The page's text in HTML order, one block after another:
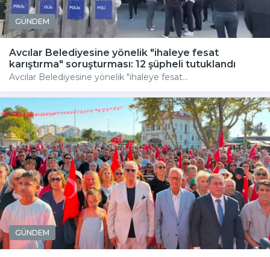
GÜNDEM
Avcılar Belediyesine yönelik "ihaleye fesat
karıştırma" soruşturması: 12 şüpheli tutuklandı
Avcılar Belediyesine yönelik "ihaleye fesat...
GÜNDEM